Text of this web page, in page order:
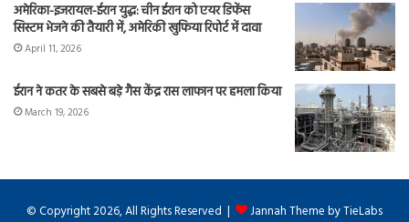
अमेरिका-इजरायल-ईरान युद्ध: चीन ईरान को एयर डिफेंस
सिस्टम भेजने की तैयारी में, अमेरिकी खुफिया रिपोर्ट में दावा
April 11, 2026
ईरान ने कतर के सबसे बड़े गैस केंद्र रास लाफान पर हमला किया
March 19, 2026
© Copyright 2026, All Rights Reserved | Jannah Theme by TieLabs